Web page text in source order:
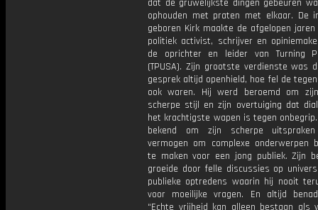
dat de gruwelijkste dingen gebeuren
ophouden met praten met elkaar. De
geboren Kirk maakte de afgelopen
politiek activist, schrijver en
de oprichter en leider van Turning
(TPUSA). Zijn grootste verdienste was
gesprek altijd openhield, hoe fel de
ook waren. Hij werd beroemd om
scherpe stijl en zijn overtuiging dat
het krachtigste wapen is tegen
bekend om zijn scherpe
vermogen om complexe onderwerpen
te maken voor een jong publiek. Zijn
groeide door felle discussies op
publieke optredens waarin hij nooit
voor moeilijke vragen. En altijd
“Echte vrijheid kan alleen bestaan als